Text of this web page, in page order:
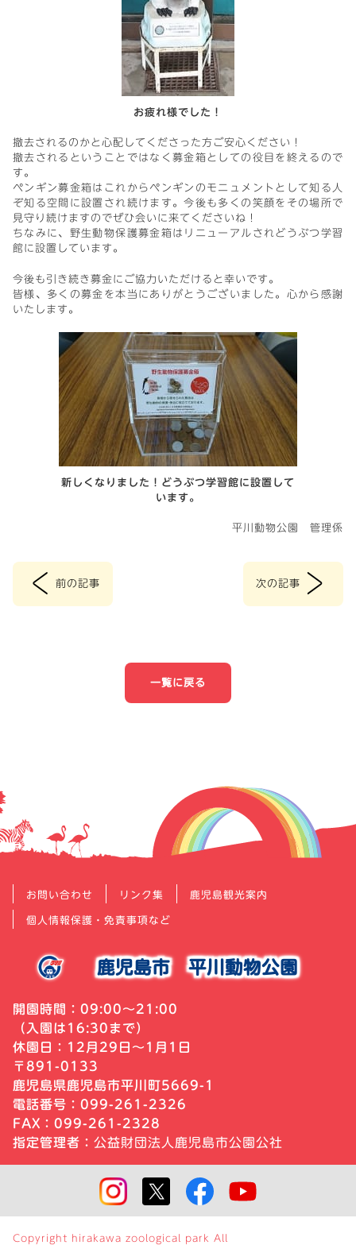
お疲れ様でした！
撤去されるのかと心配してくださった方ご安心ください！
撤去されるということではなく募金箱としての役目を終えるので
す。
ペンギン募金箱はこれからペンギンのモニュメントとして知る人
ぞ知る空間に設置され続けます。今後も多くの笑顔をその場所で
見守り続けますのでぜひ会いに来てくださいね！
ちなみに、野生動物保護募金箱はリニューアルされどうぶつ学習
館に設置しています。
今後も引き続き募金にご協力いただけると幸いです。
皆様、多くの募金を本当にありがとうございました。心から感謝
いたします。
新しくなりました！どうぶつ学習館に設置して
います。
平川動物公園 管理係
< 前の記事 次の記事 >
一覧に戻る
お問い合わせ リンク集 鹿児島観光案内
個人情報保護・免責事項など
鹿児島市平川動物公園
開園時間：09:00～21:00
（入園は16:30まで）
休園日：12月29日～1月1日
〒891-0133
鹿児島県鹿児島市平川町5669-1
電話番号：099-261-2326
FAX：099-261-2328
指定管理者： 公益財団法人鹿児島市公園公社
Copyright hirakawa zoological park All